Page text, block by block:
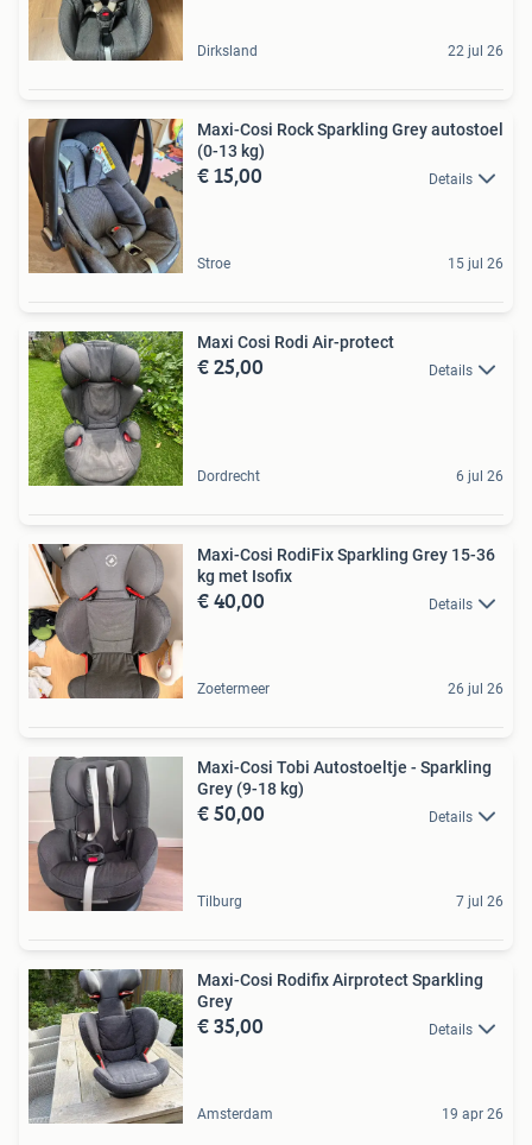
Dirksland 22 jul 26
Maxi-Cosi Rock Sparkling Grey autostoel
(0-13 kg)
€ 15,00 Details
Stroe 15 jul 26
Maxi Cosi Rodi Air-protect
€ 25,00 Details
Dordrecht 6 jul 26
Maxi-Cosi RodiFix Sparkling Grey 15-36
kg met Isofix
€ 40,00 Details
Zoetermeer 26 jul 26
Maxi-Cosi Tobi Autostoeltje - Sparkling
Grey (9-18 kg)
€ 50,00 Details
Tilburg 7 jul 26
Maxi-Cosi Rodifix Airprotect Sparkling
Grey
€ 35,00 Details
Amsterdam 19 apr 26